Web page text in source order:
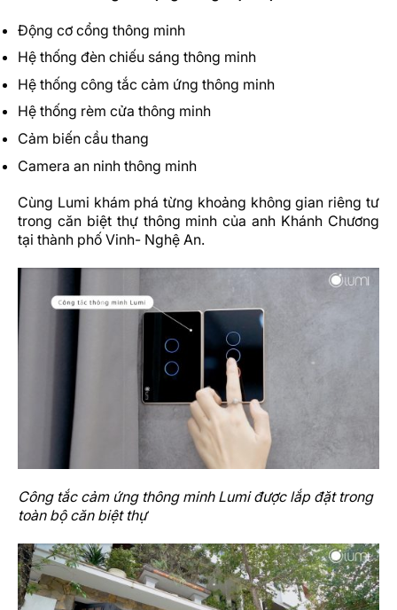
Động cơ cổng thông minh
Hệ thống đèn chiếu sáng thông minh
Hệ thống công tắc cảm ứng thông minh
Hệ thống rèm cửa thông minh
Cảm biến cầu thang
Camera an ninh thông minh
Cùng Lumi khám phá từng khoảng không gian riêng tư
trong căn biệt thự thông minh của anh Khánh Chương
tại thành phố Vinh- Nghệ An.
Công tắc cảm ứng thông minh Lumi được lắp đặt trong
toàn bộ căn biệt thự